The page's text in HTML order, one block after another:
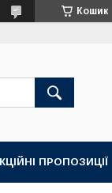
Кошик
ПРОПОЗИЦІЇ